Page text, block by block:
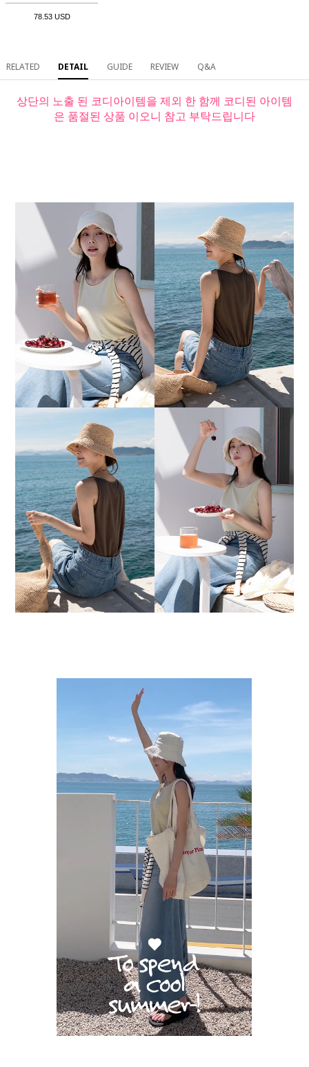
78.53 USD
RELATED DETAIL GUIDE REVIEW Q&A
상단의 노출 된 코디아이템을 제외 한 함께 코디된 아이템
은 품절된 상품 이오니 참고 부탁드립니다